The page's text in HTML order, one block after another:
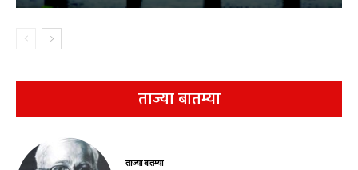
ताज्या बातम्या
ताज्या बातम्या